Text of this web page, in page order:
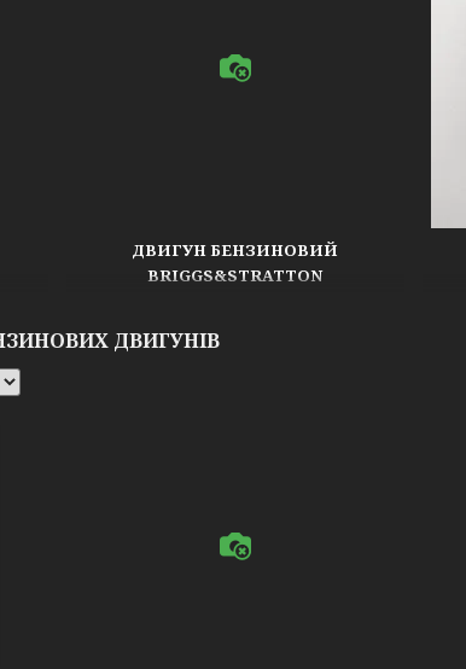
ДВИГУН БЕНЗИНОВИЙ
BRIGGS&STRATTON
ДВИГУНІВ